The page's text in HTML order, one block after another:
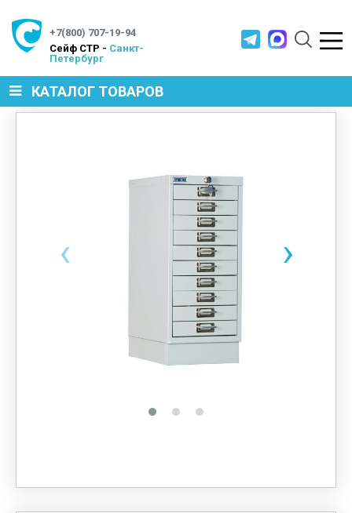
+7(800) 707-19-94
Cейф СТР - Санкт-
Петербург
КАТАЛОГ ТОВАРОВ
МЕТАЛЛИЧЕСКАЯ МЕБЕЛЬ
МЕТАЛЛИЧЕСКИЕ СТЕЛЛАЖИ
ПРОИЗВОДСТВЕННАЯ МЕБЕЛЬ
МЕДИЦИНСКАЯ МЕБЕЛЬ
СИСТЕМЫ ХРАНЕНИЯ
‹ ›